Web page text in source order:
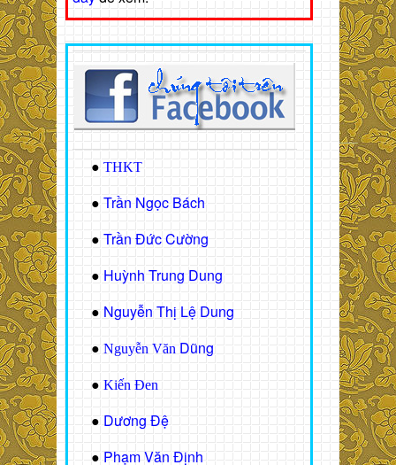
● THKT
● Trần Ngọc Bách
● Trần Đức Cường
● Huỳnh Trung Dung
● Nguyễn Thị Lệ Dung
● Nguyễn Văn Dũng
● Kiến Đen
● Dương Đệ
● Phạm Văn Định